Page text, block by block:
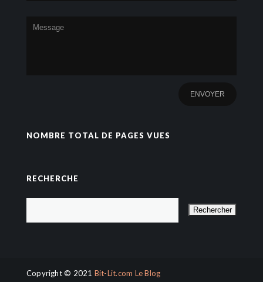
NOMBRE TOTAL DE PAGES VUES
RECHERCHE
Copyright © 2021 Bit-Lit.com Le Blog